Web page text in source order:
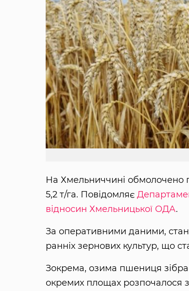
На Хмельниччині обмолочено
5,2 т/га. Повідомляє
відносин Хмельницької ОДА.
За оперативними даними,
ранніх зернових культур, що
Зокрема, озима пшениця
окремих площах розпочалося